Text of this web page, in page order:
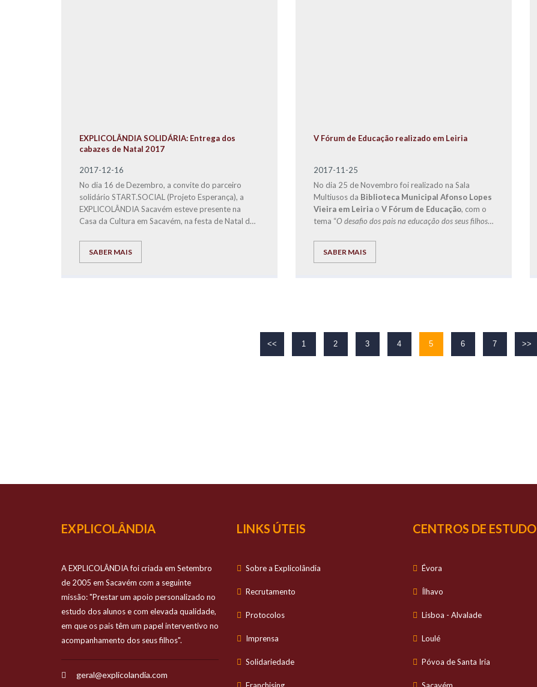
EXPLICOLÂNDIA SOLIDÁRIA: Entrega dos
cabazes de Natal 2017
2017-12-16
No dia 16 de Dezembro, a convite do parceiro
solidário START.SOCIAL (Projeto Esperança), a
EXPLICOLÂNDIA Sacavém esteve presente na
Casa da Cultura em Sacavém, na festa de Natal do
3 cabazes de Natal.
SABER MAIS
V Fórum de Educação realizado em Leiria
2017-11-25
No dia 25 de Novembro foi realizado na Sala
Multiusos da Biblioteca Municipal Afonso Lopes
Vieira em Leiria o V Fórum de Educação, com o
tema “O desafio dos pais na educação dos seus filhos”
de um Ataque de Nervos”, “Este ano vais ser o
SABER MAIS
<< 1 2 3 4 5 6 7 >>
EXPLICOLÂNDIA
A EXPLICOLÂNDIA foi criada em Setembro
de 2005 em Sacavém com a seguinte
missão: "Prestar um apoio personalizado no
estudo dos alunos e com elevada qualidade,
em que os pais têm um papel interventivo no
acompanhamento dos seus filhos".
geral@explicolandia.com
LINKS ÚTEIS
Sobre a Explicolândia
Recrutamento
Protocolos
Imprensa
Solidariedade
CENTROS DE ESTUDO
Évora
Ílhavo
Lisboa - Alvalade
Loulé
Póvoa de Santa Iria